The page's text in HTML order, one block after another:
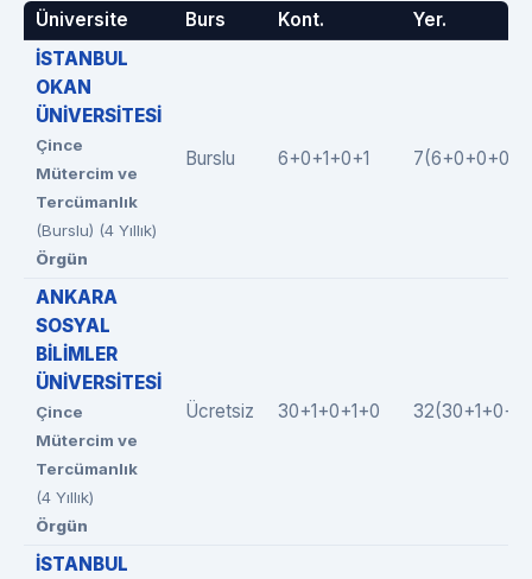
Üniversite Burs Kont.
Yer.
İSTANBUL
OKAN
ÜNİVERSİTESİ
Çince
Mütercim ve
Tercümanlık
(Burslu) (4 Yıllık)
Örgün
Burslu 6+0+1+0+1
ANKARA
SOSYAL
BİLİMLER
ÜNİVERSİTESİ
Çince
Mütercim ve
Tercümanlık
(4 Yıllık)
Örgün
Ücretsiz 30+1+0+1+0
İSTANBUL